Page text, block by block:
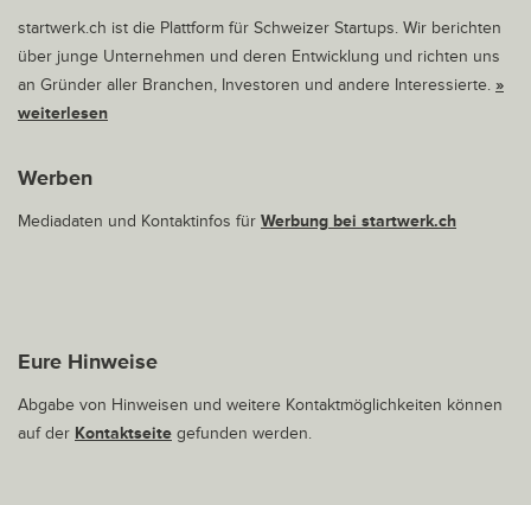
startwerk.ch ist die Plattform für Schweizer Startups. Wir berichten
über junge Unternehmen und deren Entwicklung und richten uns
an Gründer aller Branchen, Investoren und andere Interessierte. »
weiterlesen
Werben
Mediadaten und Kontaktinfos für Werbung bei startwerk.ch
Eure Hinweise
Abgabe von Hinweisen und weitere Kontaktmöglichkeiten können
auf der Kontaktseite gefunden werden.